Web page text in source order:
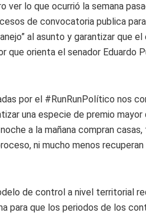
ver lo que ocurrió la semana
de convocatoria publica
al asunto y garantizar que
orienta el senador Eduardo
por el #RunRunPolítico nos
una especie de premio
a la mañana compran
ni mucho menos
de control a nivel territorial
para que los periodos de los